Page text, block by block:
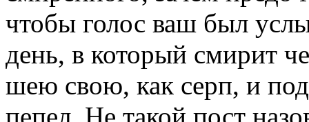
чтобы голос ваш был
день, в который смирит
шею свою, как серп, и